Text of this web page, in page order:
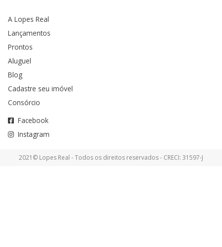
A Lopes Real
Lançamentos
Prontos
Aluguel
Blog
Cadastre seu imóvel
Consórcio
Facebook
Instagram
2021© Lopes Real - Todos os direitos reservados - CRECI: 31597-J